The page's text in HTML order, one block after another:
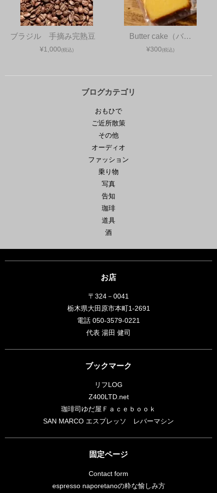
ブラジル 手摘み完熟豆
¥1,000(税込)
Butter cake（バ…
¥300(税込)
ブログカテゴリ
おもひで
ご近所散策
その他
オーディオ
ファッション
乗り物
写真
告知
珈琲
道具
酒
お店
〒324－0041
栃木県大田原市本町1-2691
電話 050-3579-0221
代表 湯田 健司
ブックマーク
リフLOG
Z400LTD.net
珈琲司ゆだ屋Ｆａｃｅｂｏｏｋ
SAN MARCO エスプレッソ レバーマシン
固定ページ
Contact form
espresso naporetanoの粋な愉しみ方